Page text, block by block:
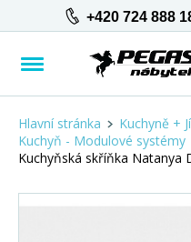
+420 724 888
Hlavní stránka
Kuchyně +
Kuchyň - Modulové systémy
Kuchyňská skříňka Natanya